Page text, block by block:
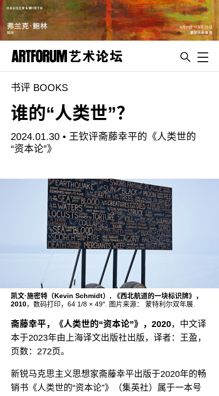
artguide
新闻
展评
杂志
ENGLISH
ART & EDUCATION
联系我们
关注我们
书评 BOOKS
谁的“人类世”？
2024.01.30 • 王钦评斋藤幸平的《人类世的
“资本论”》
凯文·施密特（Kevin Schmidt）, 《西北航道的一块标识牌》，
2010，数码打印，64 1/8 × 49″. 图片来源： 蒙特利尔双年展.
斋藤幸平，《人类世的“资本论”》，2020，中文译
本于2023年由上海译文出版社出版，译者：王盈，
页数：272页。
新锐马克思主义思想家斋藤幸平出版于2020年的畅
销书《人类世的“资本论”》（集英社）属于一本号